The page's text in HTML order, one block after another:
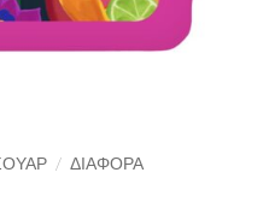
/ ΔΙΑΦΟΡΑ